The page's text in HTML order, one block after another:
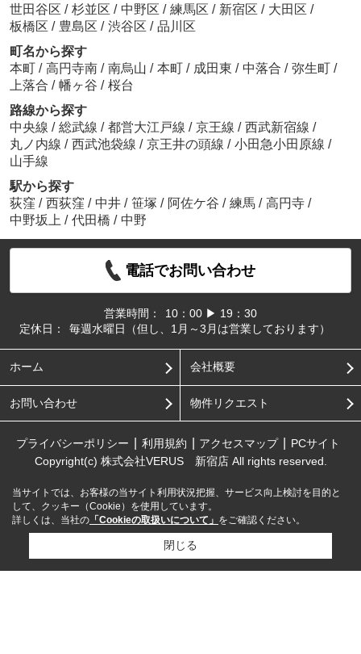
世田谷区 / 杉並区 / 中野区 / 練馬区 / 新宿区 / 大田区 /
板橋区 / 豊島区 / 渋谷区 / 品川区
町名から探す
本町 / 高円寺南 / 南烏山 / 本町 / 成田東 / 中落合 / 弥生町 /
上落合 / 幡ヶ谷 / 桜台
路線から探す
中央線 / 総武線 / 都営大江戸線 / 京王線 / 西武新宿線 /
丸ノ内線 / 西武池袋線 / 京王井の頭線 / 小田急小田原線 /
山手線
駅から探す
荻窪 / 西荻窪 / 中井 / 笹塚 / 阿佐ケ谷 / 練馬 / 高円寺 /
中野坂上 / 代田橋 / 中野
電話でお問い合わせ
営業時間：
10：00 ▶ 19：30
定休日：
毎週水曜日（但し、1月～3月は営業しております）
ホーム 会社概要
お問い合わせ 物件リクエスト
プライバシーポリシー 利用規約 アクセスマップ
PCサイト
Copyright(c) 株式会社VERUS 新宿店 All rights reserved.
当サイトでは、お客様の当サイト利用状況把握、サービス向上検討を目的と
して、クッキー（Cookie）を使用しています。
詳しくは、当社の 「Cookieの取扱いについて」 をご確認ください。
閉じる